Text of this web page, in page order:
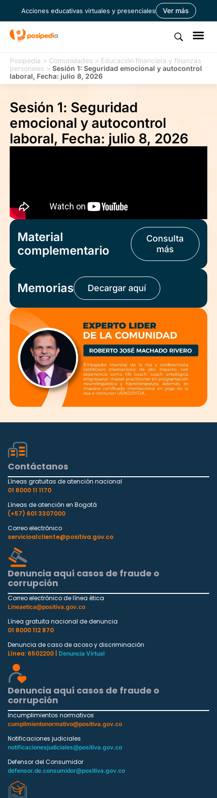
Acciones educativas virtuales y presenciales Ver más
Posipedia > Comunidades > Educación financiera y finanzas
personales > Sesión 1: Seguridad emocional y autocontrol
laboral, Fecha: julio 8, 2026
Sesión 1: Seguridad
emocional y autocontrol
laboral, Fecha: julio 8, 2026
Material
complementario
Consulta
más
Memorias Decargar aquí
Contáctanos
Líneas gratuitas de atención nacional
01 8000 11 1170
Líneas de atención en Bogotá
(+57) 601 3307000
Correo electrónico
servicioalcliente@positiva.gov.co
Denuncia aquí casos de fraude o
corrupción
Correo electrónico de línea ética
Lineaetica@positiva.gov.co
Línea gratuita nacional de denuncia
01 8000 112 870
Denuncia de caso de acoso y discriminación
Línea: 6502200 |
Denuncia Virtual
Denuncia aquí casos de fraude o
corrupción
Incumplimientos normativos
cumplimientonormativo@positiva.gov.co
Notificaciones judiciales
notificacionesjudiciales@positiva.gov.co
Defensor del Consumidor
defensor.de.consumidor@positiva.gov.co